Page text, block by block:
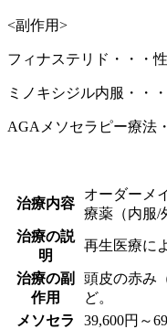
<副作用>
フィナステリド・・・
ミノキシジル内服・・
AGAメソセラピー療法
治療内容
オーダーメ
療薬（内服/
治療の説
明
再生医療に
治療の副
作用
頭皮の赤み
ど。
メソセラ
39,600円～